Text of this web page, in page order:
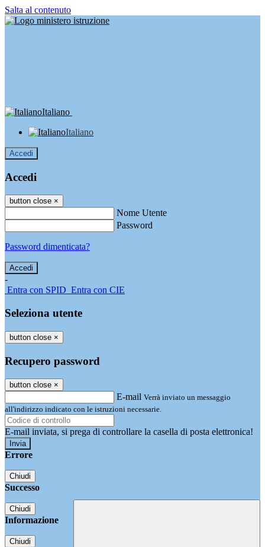
Salta al contenuto
Italiano
Italiano
Accedi
Accedi
button close ×
Nome Utente
Password
Password dimenticata?
-
Entra con SPID Entra con CIE
Seleziona utente
button close ×
Recupero password
button close ×
E-mail Verrà inviato un messaggio
all'indirizzo indicato con le istruzioni necessarie.
E-mail inviata, si prega di controllare la casella di posta elettronica!
Errore
Chiudi
Successo
Chiudi
Informazione
Chiudi